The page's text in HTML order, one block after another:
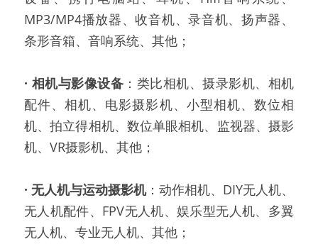
MP3/MP4播放器、收音机、录音机、扬声器、
条形音箱、音响系统、其他；
· 相机与影像设备 ：类比相机、摄录影机、相机
配件、相机、电影摄影机、小型相机、数位相
机、拍立得相机、数位单眼相机、监视器、摄影
机、VR摄影机、其他；
· 无人机与运动摄影机：动作相机、DIY无人机、
无人机配件、FPV无人机、娱乐型无人机、多翼
无人机、专业无人机、其他；